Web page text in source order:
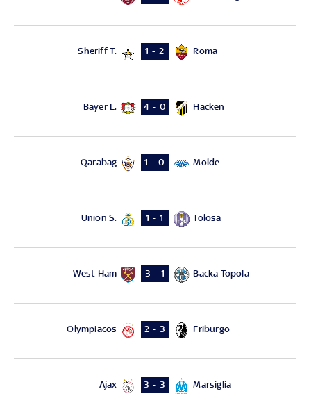
Sheriff T. 1 - 2 Roma
Bayer L. 4 - 0 Hacken
Qarabag 1 - 0 Molde
Union S. 1 - 1 Tolosa
West Ham 3 - 1 Backa Topola
Olympiacos 2 - 3 Friburgo
Ajax 3 - 3 Marsiglia